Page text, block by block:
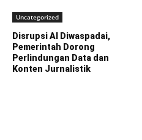
Uncategorized
Disrupsi AI Diwaspadai,
Pemerintah Dorong
Perlindungan Data dan
Konten Jurnalistik